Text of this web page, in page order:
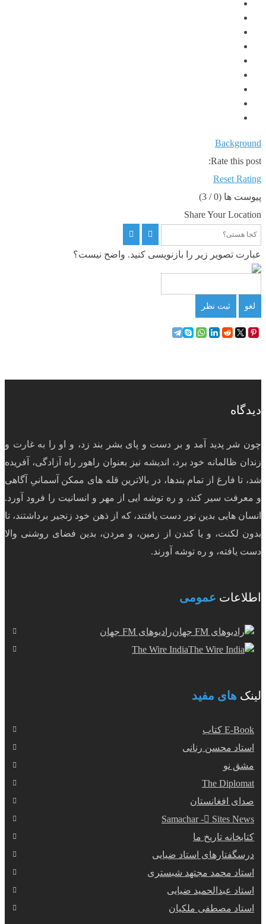
Background
Rate this post:
Reset Rating
پیوست ها (0
/ 3)
Share Your Location
عبارت تصویر زیر را بازنویسی کنید. واضح نیست؟
لغو ثبت نظر
دیدگاه
چون شر پدید آمد و بر دست و پای بشر بند زد، و او را به غارت و
زندان ظالمانه خود برد، اندیشه نیز بعنوان راهور راه آزادگی، آفریده
شد، تا فارغ از تمام بندها، در بالاترین قله های ممکن آسمانیِ آگاهی
و معرفت سیر کند، و ره توشه ایی از مهر و انسانیت را فرود آورد.
انسان هایی بدین نور دست یافتند، که از ذهن خود زنجیر برداشتند، تا
بدون لکنت، و یا کندن از زمین، و مردن، بدین فضای روشنی والا
دست یافته، و ره توشه آورند.
اطلاعات عمومی
رادیوهای FM جهان
The Wire India
لینک های مفید
E-Book کتاب
استاد محسن رنانی
مشق نو
The Diplomat
صدای افغانستان
Samachar - ُSites News
کتابخانه تاریخ ما
درسگفتارهای استاد ضیایی
استاد محمد مجتهد شبستری
استاد عبدالحمید ضیایی
استاد مصطفی ملکیان